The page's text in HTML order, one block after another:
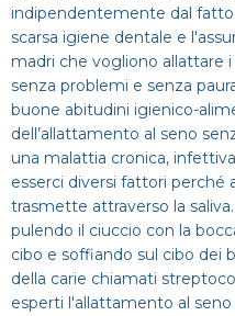
indipendentemente dal
scarsa igiene dentale e
madri che vogliono allattare
senza problemi e senza
buone abitudini igienico-
dell’allattamento al seno
una malattia cronica,
esserci diversi fattori perché
trasmette attraverso la
pulendo il ciuccio con la
cibo e soffiando sul cibo dei
della carie chiamati
esperti l'allattamento al seno